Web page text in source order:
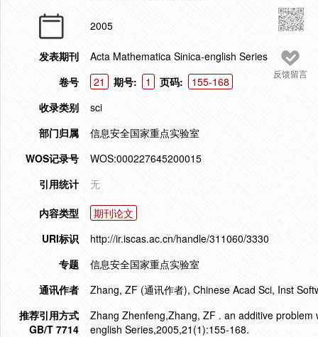
反馈留言
2005
发表期刊
Acta Mathematica Sinica-english Series
卷号
21 期号: 1 页码:
155-168
收录类别
sci
部门归属
信息安全国家重点实验室
WOS记录号
WOS:000227645200015
引用统计
无
内容类型
期刊论文
URI标识
http://ir.iscas.ac.cn/handle/311060/3330
专题
信息安全国家重点实验室
通讯作者
Zhang, ZF (通讯作者), Chinese Acad Sci, Inst
推荐引用方式
GB/T 7714
Zhang Zhenfeng,Zhang, ZF . an additive
english Series,2005,21(1):155-168.